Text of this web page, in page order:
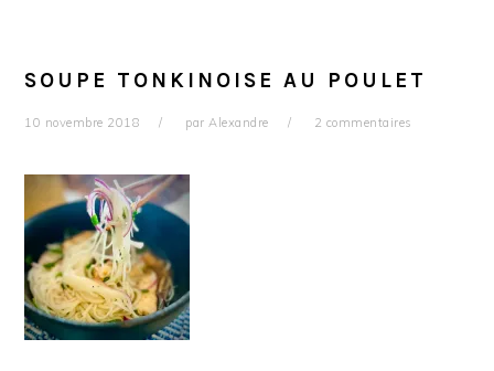
SOUPE TONKINOISE AU POULET
10 novembre 2018 parAlexandre 2 commentaires